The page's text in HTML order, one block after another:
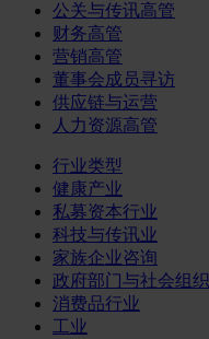
公关与传讯高管
财务高管
营销高管
董事会成员寻访
供应链与运营
人力资源高管
行业类型
健康产业
私募资本行业
科技与传讯业
家族企业咨询
政府部门与社会组织
消费品行业
工业